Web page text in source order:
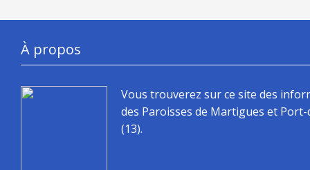
À propos
Vous trouverez sur ce site des
des Paroisses de Martigues et
(13).